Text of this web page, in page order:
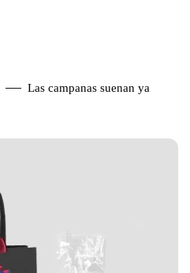
Las campanas suenan ya